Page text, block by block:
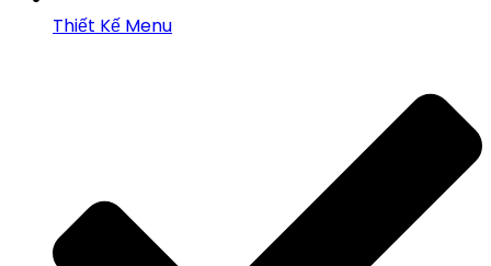
Thiết Kế Menu